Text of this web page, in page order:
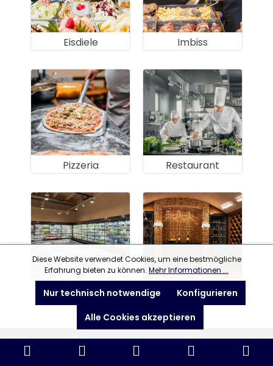
Eisdiele Imbiss
Pizzeria Restaurant
Supermarkt Vinothek
Service-Hotline
Diese Website verwendet Cookies, um eine bestmögliche
Erfahrung bieten zu können. Mehr Informationen ...
Nur technisch notwendige
Konfigurieren
Alle Cookies akzeptieren